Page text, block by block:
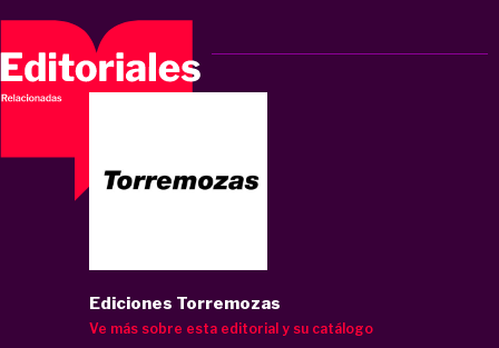
Ediciones Torremozas
Ve más sobre esta editorial y su catálogo